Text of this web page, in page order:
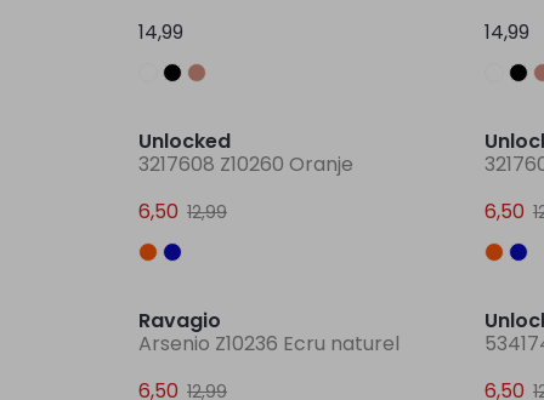
14,99
14,99
Unlocked
3217608 Z10260 Oranje
6,50 12,99
6,50
Ravagio
Arsenio Z10236 Ecru naturel
6,50 12,99
6,50